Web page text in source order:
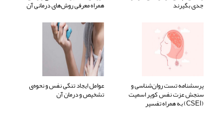
جدی بگیرند همراه معرفی روش‌های درمانی آن
پرسشنامه تست روان‌شناسی و
سنجش عزت نفس کوپر اسمیت
(CSEI) به همراه تفسیر
عوامل ایجاد تنگی نفس و نحوه‌ی
تشخیص و درمان آن